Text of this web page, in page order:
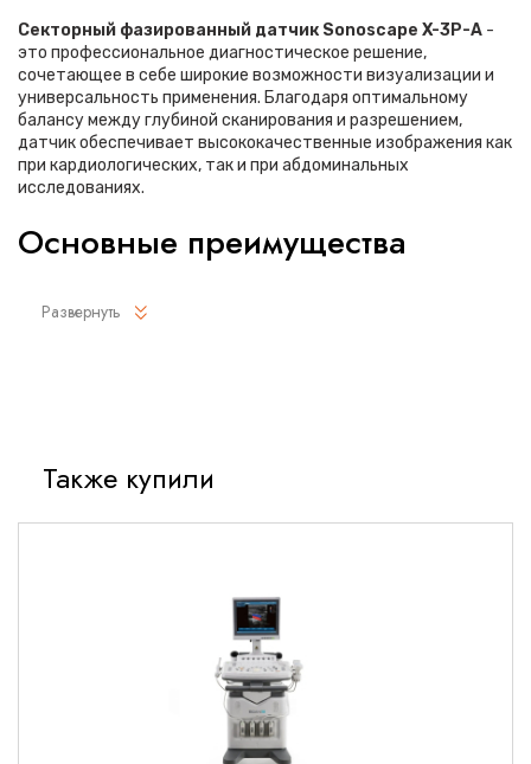
Секторный фазированный датчик Sonoscape X-3P-A -
это профессиональное диагностическое решение,
сочетающее в себе широкие возможности визуализации и
универсальность применения. Благодаря оптимальному
балансу между глубиной сканирования и разрешением,
датчик обеспечивает высококачественные изображения как
при кардиологических, так и при абдоминальных
исследованиях.
Основные преимущества
разрешения изображения
Эргономичный дизайн для продолжительной работы без
Технические характеристики
Основные параметры
Тип: секторный фазированный
Диапазон частот: 2-5 МГц
Развернуть
Также купили